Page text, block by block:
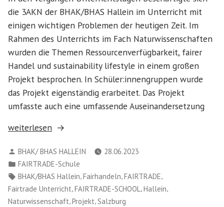
die 3AKN der BHAK/BHAS Hallein im Unterricht mit
einigen wichtigen Problemen der heutigen Zeit. Im
Rahmen des Unterrichts im Fach Naturwissenschaften
wurden die Themen Ressourcenverfügbarkeit, fairer
Handel und sustainability lifestyle in einem großen
Projekt besprochen. In Schüler:innengruppen wurde
das Projekt eigenständig erarbeitet. Das Projekt
umfasste auch eine umfassende Auseinandersetzung
„Ressourcenverfügbarkeit,
Handel
und
sustainability
lifestyle“
weiterlesen
Verfasst
von
BHAK/ BHAS HALLEIN
28.06.2023
Veröffentlicht
in
FAIRTRADE-Schule
Schlagwörter:
BHAK/BHAS Hallein Fairhandeln FAIRTRADE
Fairtrade Unterricht,FAIRTRADE-SCHOOL,Hallein,
Naturwissenschaft,Projekt,Salzburg